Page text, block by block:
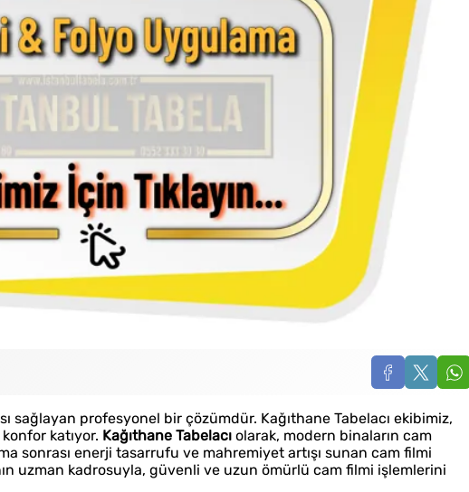
sağlayan profesyonel bir çözümdür. Kağıthane Tabelacı ekibimiz,
katıyor. Kağıthane Tabelacı olarak, modern binaların cam
enerji tasarrufu ve mahremiyet artışı sunan cam filmi
uzman kadrosuyla, güvenli ve uzun ömürlü cam filmi işlemlerini